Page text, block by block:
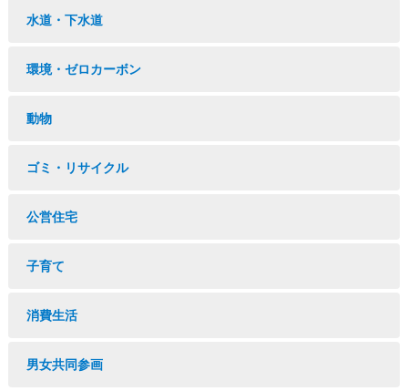
水道・下水道
環境・ゼロカーボン
動物
ゴミ・リサイクル
公営住宅
子育て
消費生活
男女共同参画